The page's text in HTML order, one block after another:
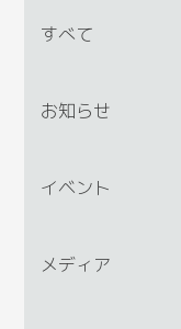
すべて
お知らせ
イベント
メディア